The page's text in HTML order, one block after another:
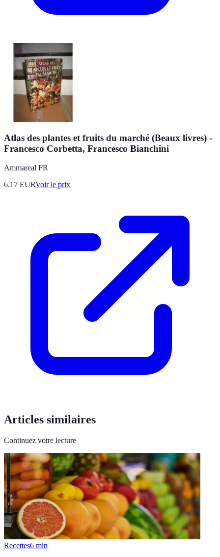
Atlas des plantes et fruits du marché (Beaux livres) -
Francesco Corbetta, Francesco Bianchini
Ammareal FR
6.17 EURVoir le prix
Articles similaires
Continuez votre lecture
Recettes6 min